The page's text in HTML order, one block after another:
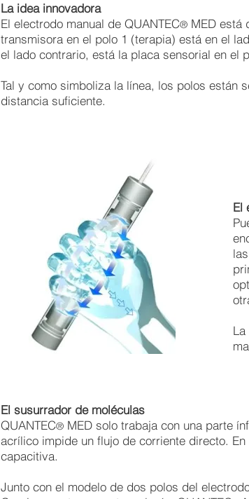
La idea innovadora
El electrodo manual de QUANTEC® MED está
transmisora en el polo 1 (terapia) está en el
el lado contrario, está la placa sensorial en el
Tal y como simboliza la línea, los polos están
distancia suficiente.
El
El susurrador de moléculas
QUANTEC® MED solo trabaja con una parte
acrílico impide un flujo de corriente directo. En
capacitiva.
Junto con el modelo de dos polos del